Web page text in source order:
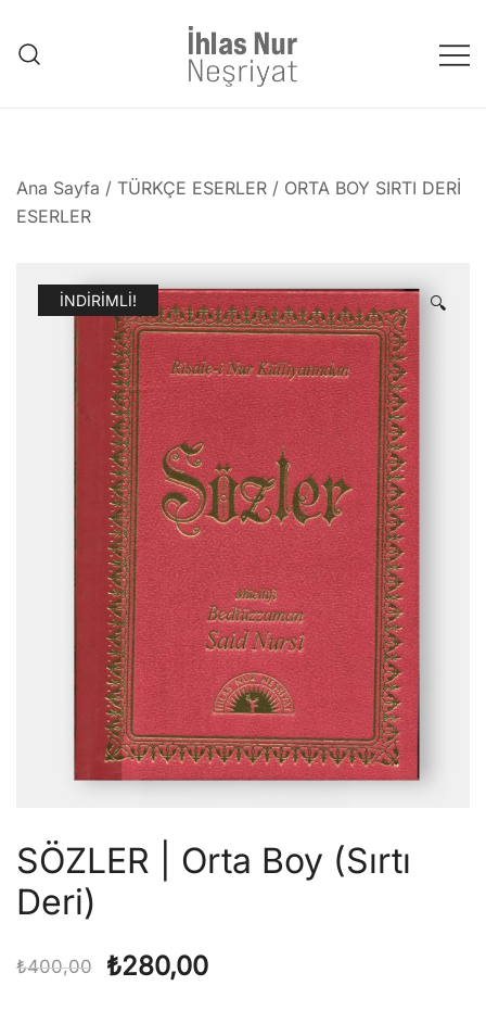
content
Ana Sayfa / TÜRKÇE ESERLER / ORTA BOY SIRTI DERİ
ESERLER
İNDIRIMLI! 🔍
SÖZLER | Orta Boy (Sırtı
Deri)
₺400,00
Orijinal
₺280,00Şu